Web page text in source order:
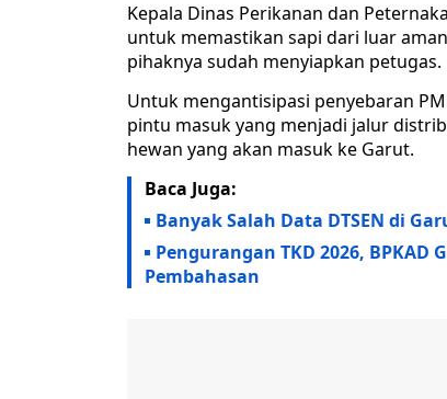
Kepala Dinas Perikanan dan
untuk memastikan sapi dari luar
pihaknya sudah menyiapkan petugas.
Untuk mengantisipasi penyebaran
pintu masuk yang menjadi jalur
hewan yang akan masuk ke Garut.
Baca Juga:
Banyak Salah Data DTSEN di
Pengurangan TKD 2026,
Pembahasan